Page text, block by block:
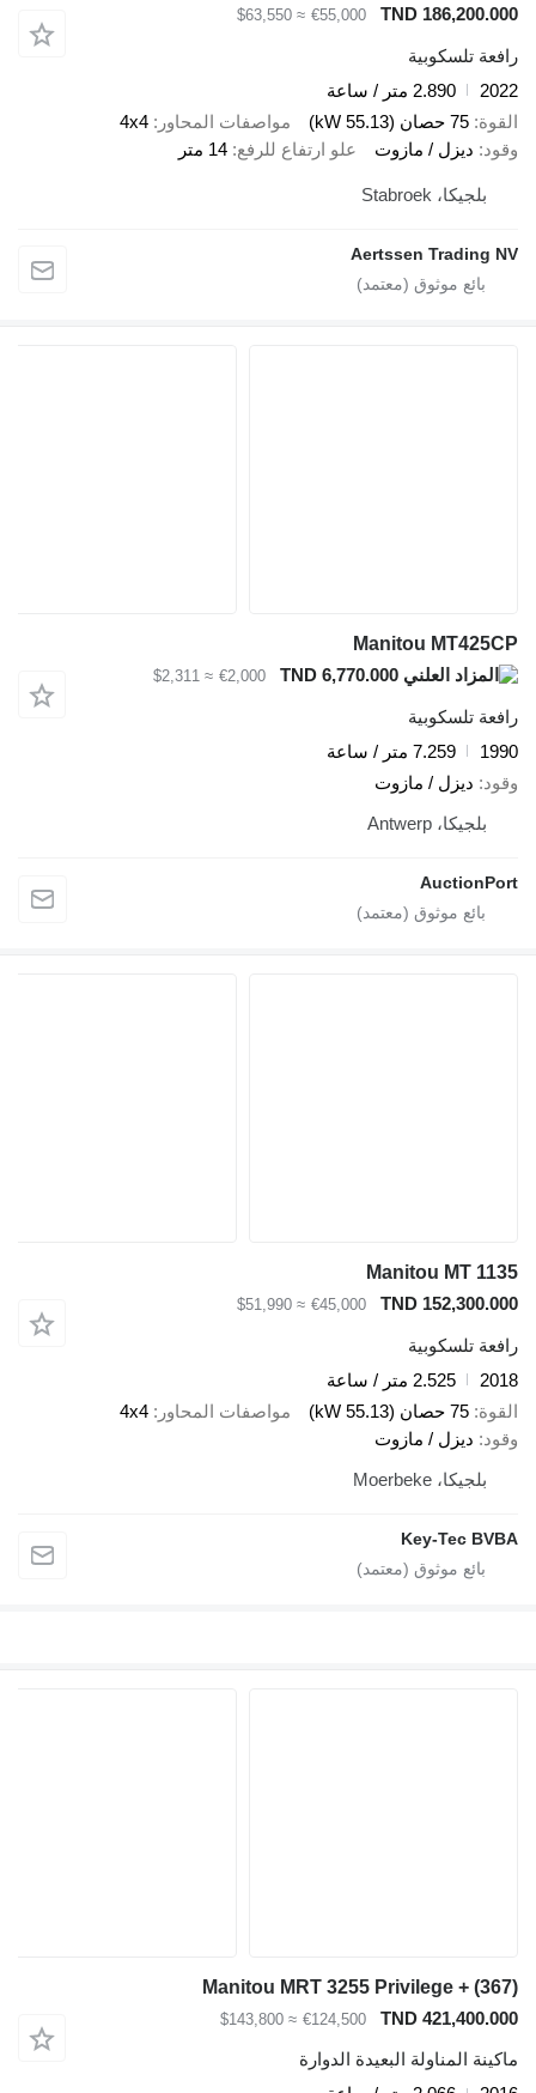
TND 186,200.000
€55,000
≈ $63,550
رافعة تلسكوبية
2022
2.890 متر / ساعة
القوة 75 حصان (55.13 kW) مواصفات المحاور
4x4
وقود ديزل / مازوت علو ارتفاع للرفع 14 متر
بلجيكا، Stabroek
Aertssen Trading NV
Manitou MT425CP
€2,000
≈ $2,311
رافعة تلسكوبية
1990
7.259 متر / ساعة
وقود ديزل / مازوت
بلجيكا، Antwerp
AuctionPort
Manitou MT 1135
TND 152,300.000
€45,000
≈ $51,990
رافعة تلسكوبية
2018
2.525 متر / ساعة
القوة 75 حصان (55.13 kW) مواصفات المحاور
4x4
وقود ديزل / مازوت
بلجيكا، Moerbeke
Key-Tec BVBA
Manitou MRT 3255 Privilege + (367)
TND 421,400.000
€124,500
≈ $143,800
ماكينة المناولة البعيدة الدوارة